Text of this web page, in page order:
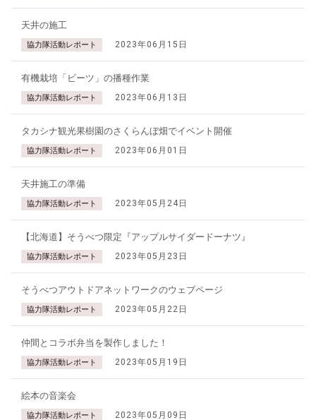
天井の施工
協力隊活動レポート 2023年06月15日
有機栽培「ビーツ」の播種作業
協力隊活動レポート 2023年06月13日
タカシナ観光果樹園のさくらんぼ畑でイベント開催
協力隊活動レポート 2023年06月01日
天井施工の準備
協力隊活動レポート 2023年05月24日
【北海道】そうべつ限定『アップルサイダードーナツ』
協力隊活動レポート 2023年05月23日
そうべつアウトドアネットワークのウェブページ
協力隊活動レポート 2023年05月22日
仲間とコラボ弁当を製作しました！
協力隊活動レポート 2023年05月19日
絵本の音楽会
協力隊活動レポート 2023年05月09日